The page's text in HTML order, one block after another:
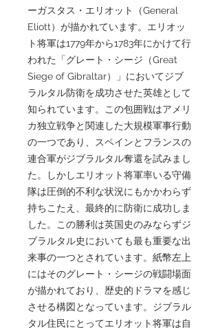
ーガスタス・エリオット（General
Eliott）が描かれています。エリオッ
ト将軍は1779年から1783年にかけて行
われた「グレート・シージ（Great
Siege of Gibraltar）」においてジブ
ラルタル防衛を成功させた英雄として
知られています。この包囲戦はアメリ
カ独立戦争と関連した大規模軍事行動
の一つであり、スペインとフランスの
連合軍がジブラルタル奪還を試みまし
た。しかしエリオット将軍率いる守備
隊は圧倒的不利な状況にもかかわらず
持ちこたえ、最終的に防衛に成功しま
した。この勝利は英国史のみならずジ
ブラルタル史においても最も重要な出
来事の一つとされています。紙幣左上
にはそのグレート・シージの戦闘場面
が描かれており、歴史的ドラマを感じ
させる構図となっています。ジブラル
タル住民にとってエリオット将軍は自